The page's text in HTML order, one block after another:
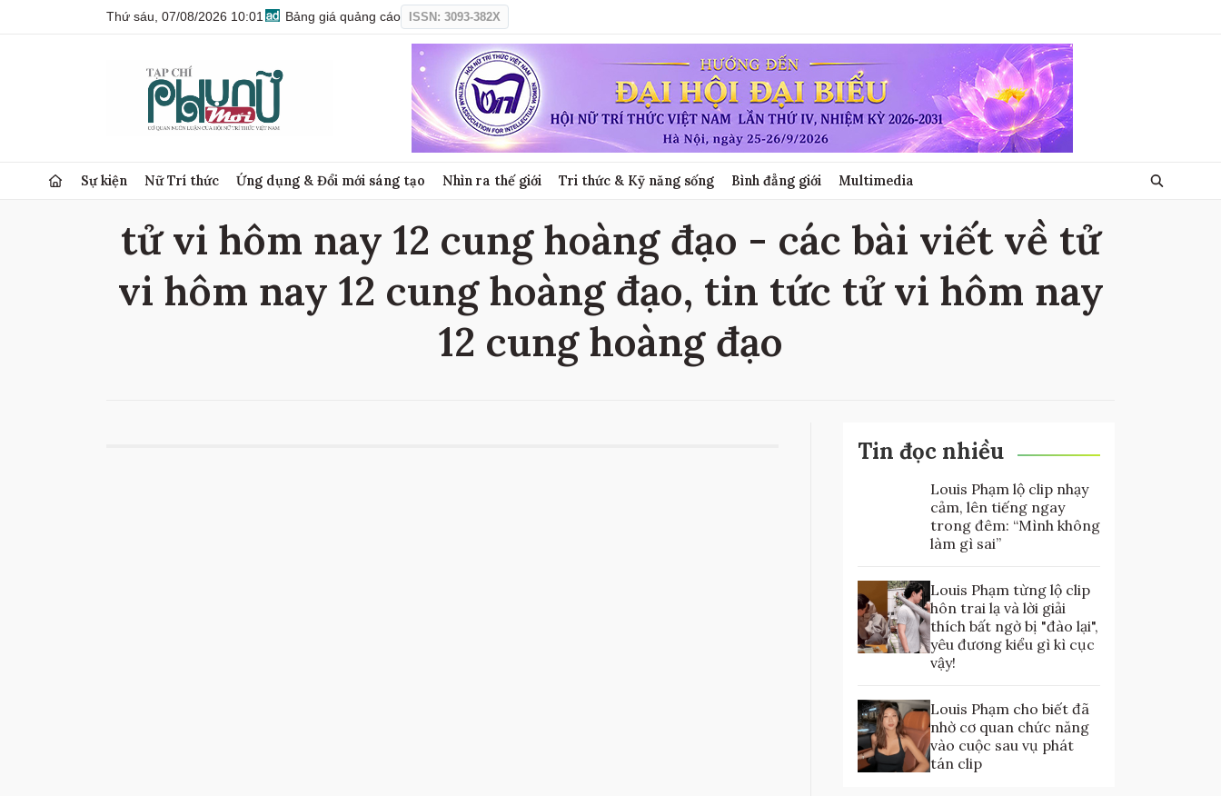
Thứ sáu, 07/08/2026 10:01 Bảng giá quảng cáo ISSN: 3093-382X
Sự kiện Nữ Trí thức Ứng dụng & Đổi mới sáng tạo Nhìn ra thế giới Tri thức & Kỹ năng sống Bình đẳng giới Multimedia
tử vi hôm nay 12 cung hoàng đạo - các bài viết về tử
vi hôm nay 12 cung hoàng đạo, tin tức tử vi hôm nay
12 cung hoàng đạo
Tin đọc nhiều
Louis Phạm lộ clip nhạy
cảm, lên tiếng ngay
trong đêm: “Mình không
làm gì sai”
Louis Phạm từng lộ clip
hôn trai lạ và lời giải
thích bất ngờ bị "đào lại",
yêu đương kiểu gì kì cục
vậy!
Louis Phạm cho biết đã
nhờ cơ quan chức năng
vào cuộc sau vụ phát
tán clip